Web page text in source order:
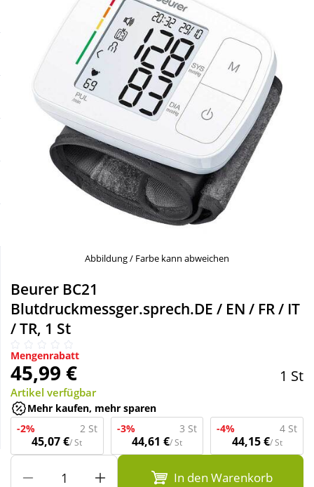
Neuheiten
Schnäppchen
Bio & Genuss
Diabetes
Körperpflege & Kosmetik
Liebe & Erotik
Mutter & Kind
Sanitätshaus
Sport & Fitness
Tierbedarf
Wellness
Abbildung / Farbe kann abweichen
Beurer BC21
Blutdruckmessger.sprech.DE / EN / FR / IT
/ TR, 1 St
Mengenrabatt
45,99 € 1 St
Artikel verfügbar
Mehr kaufen, mehr sparen
-2%
2 St
45,07 €/ St
-3% 3 St
44,61 €/ St
-4% 4 St
44,15 €/ St
In den Warenkorb